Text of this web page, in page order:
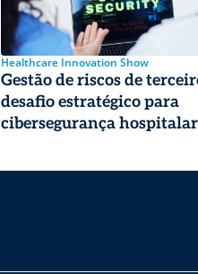
Healthcare Innovation Show
Gestão de riscos de
desafio estratégico para
cibersegurança hospitalar